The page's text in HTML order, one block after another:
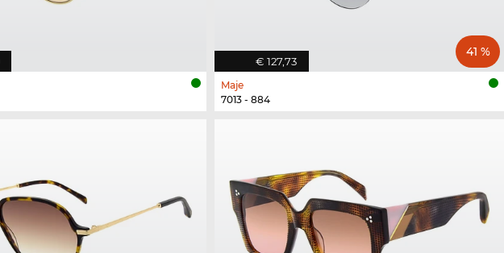
€ 127,73
41 %
Maje
7013 - 884